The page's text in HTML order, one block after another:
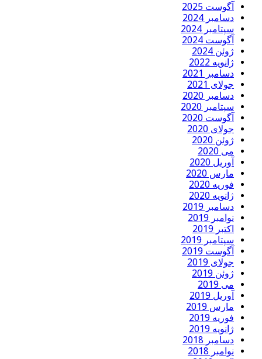
آگوست 2025
دسامبر 2024
سپتامبر 2024
آگوست 2024
ژوئن 2024
ژانویه 2022
دسامبر 2021
جولای 2021
دسامبر 2020
سپتامبر 2020
آگوست 2020
جولای 2020
ژوئن 2020
می 2020
آوریل 2020
مارس 2020
فوریه 2020
ژانویه 2020
دسامبر 2019
نوامبر 2019
اکتبر 2019
سپتامبر 2019
آگوست 2019
جولای 2019
ژوئن 2019
می 2019
آوریل 2019
مارس 2019
فوریه 2019
ژانویه 2019
دسامبر 2018
نوامبر 2018